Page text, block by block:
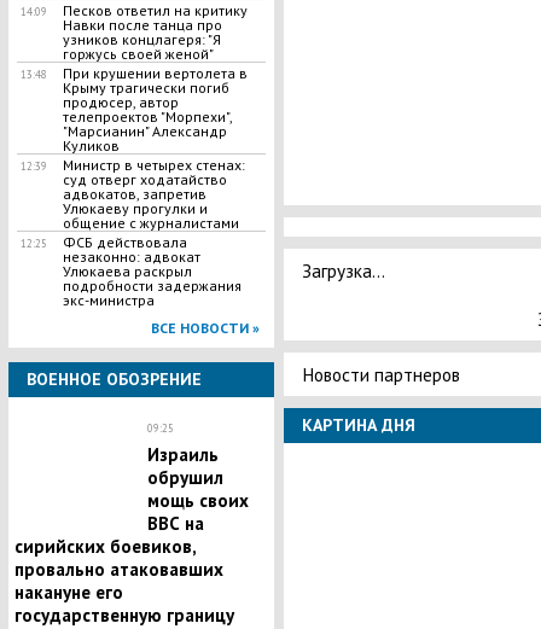
14:09
Песков ответил на критику
Навки после танца про
узников концлагеря: "Я
горжусь своей женой"
13:48
При крушении вертолета в
Крыму трагически погиб
продюсер, автор
телепроектов "Морпехи",
"Марсианин" Александр
Куликов
12:39
Министр в четырех стенах:
суд отверг ходатайство
адвокатов, запретив
Улюкаеву прогулки и
общение с журналистами
12:25
ФСБ действовала
незаконно: адвокат
Улюкаева раскрыл
подробности задержания
экс-министра
ВСЕ НОВОСТИ »
ВОЕННОЕ ОБОЗРЕНИЕ
09:25
Израиль
обрушил
мощь своих
ВВС на
сирийских боевиков,
провально атаковавших
накануне его
государственную границу
Загрузка...
Новости партнеров
КАРТИНА ДНЯ